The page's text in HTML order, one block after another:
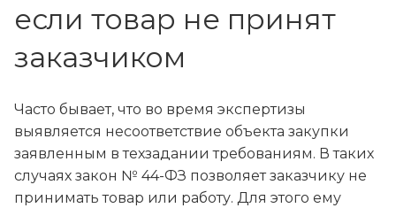
если товар не принят
заказчиком
Часто бывает, что во время экспертизы
выявляется несоответствие объекта закупки
заявленным в техзадании требованиям. В таких
случаях закон № 44-ФЗ позволяет заказчику не
принимать товар или работу. Для этого ему